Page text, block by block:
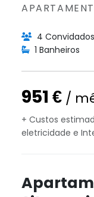
4 Convidados
1 Banheiros
951 € /
+ Custos
eletricidade e